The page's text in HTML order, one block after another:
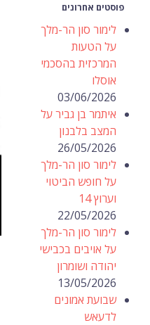
פוסטים אחרונים
לימור סון הר-מלך
על הטעות
המרכזית בהסכמי
אוסלו
03/06/2026
איתמר בן גביר על
המצב בלבנון
26/05/2026
לימור סון הר-מלך
על חופש הביטוי
וערוץ 14
22/05/2026
לימור סון הר-מלך
על אויבים בכבישי
יהודה ושומרון
13/05/2026
שבועת אמונים
לדעאש